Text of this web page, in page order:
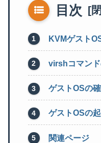
目次
KVMゲスト
virshコマン
ゲストOSの
ゲストOSの
関連ページ